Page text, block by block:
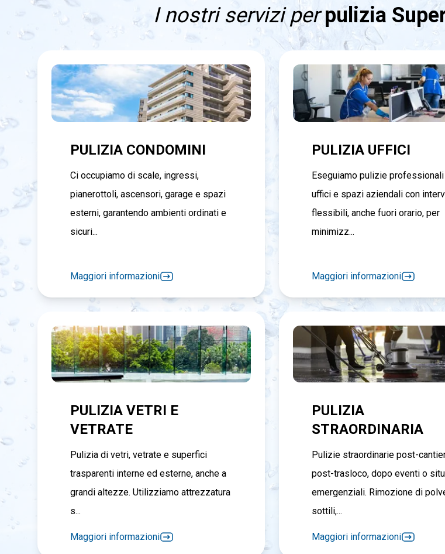
I nostri servizi perpulizia
PULIZIA CONDOMINI
Ci occupiamo di scale, ingressi,
pianerottoli, ascensori, garage e spazi
esterni, garantendo ambienti ordinati e
sicuri...
Maggiori informazioni
PULIZIA UFFICI
Eseguiamo pulizie
uffici e spazi aziendali con
flessibili, anche fuori orario, per
minimizz...
Maggiori informazioni
PULIZIA VETRI E
VETRATE
Pulizia di vetri, vetrate e superfici
trasparenti interne ed esterne, anche a
grandi altezze. Utilizziamo attrezzatura
s...
Maggiori informazioni
PULIZIA
STRAORDINARIA
Pulizie straordinarie post-
post-trasloco, dopo eventi o
emergenziali. Rimozione di
sottili,...
Maggiori informazioni